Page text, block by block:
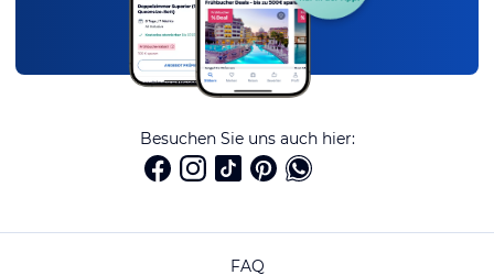
Besuchen Sie uns auch hier:
FAQ